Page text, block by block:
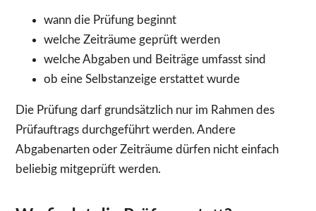
wann die Prüfung beginnt
welche Zeiträume geprüft werden
welche Abgaben und Beiträge umfasst sind
ob eine Selbstanzeige erstattet wurde
Die Prüfung darf grundsätzlich nur im Rahmen des
Prüfauftrags durchgeführt werden. Andere
Abgabenarten oder Zeiträume dürfen nicht einfach
beliebig mitgeprüft werden.